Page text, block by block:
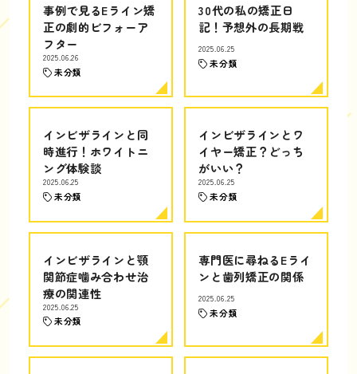
事例で見るEライン矯
正の劇的ビフォーア
フター
2025.06.26
未分類
30代の私の矯正日
記！予想外の長期戦
2025.06.25
未分類
インビザラインと同
時進行！ホワイトニ
ング体験談
2025.06.25
未分類
インビザラインとワ
イヤー矯正？どっち
がいい？
2025.06.25
未分類
インビザラインと顎
関節症噛み合わせ治
療の関連性
2025.06.25
未分類
専門医に尋ねるEライ
ンと歯列矯正の関係
2025.06.25
未分類